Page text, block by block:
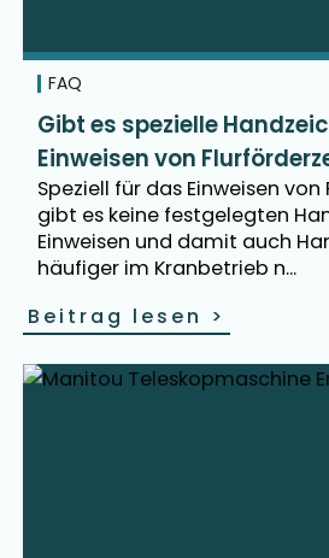
FAQ
Gibt es spezielle
Einweisen von
Speziell für das Einweisen
gibt es keine festgelegten
Einweisen und damit auch
häufiger im Kranbetrieb n...
Beitrag lesen >